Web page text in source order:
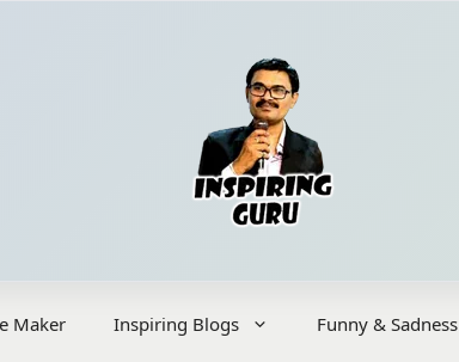
Maker Inspiring Blogs Funny & Sadness